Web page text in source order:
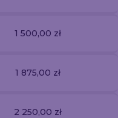
1 500,00 zł
1 875,00 zł
2 250,00 zł